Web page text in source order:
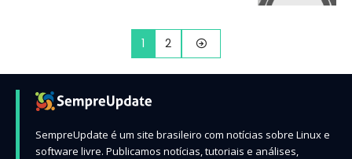
1 2
SempreUpdate é um site brasileiro com notícias sobre Linux e
software livre. Publicamos notícias, tutoriais e análises,